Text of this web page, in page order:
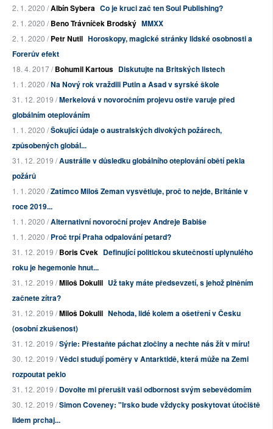
2. 1. 2020 /Albín Sybera Co je kruci zač ten Soul Publishing?
2. 1. 2020 /Beno Trávníček Brodský MMXX
2. 1. 2020 /Petr Nutil Horoskopy, magické stránky lidské osobnosti a
Forerův efekt
18. 4. 2017 /Bohumil Kartous Diskutujte na Britských listech
1. 1. 2020 /Na Nový rok vraždili Putin a Asad v syrské škole
31. 12. 2019 /Merkelová v novoročním projevu ostře varuje před
globálním oteplováním
1. 1. 2020 /Šokující údaje o australských divokých požárech,
způsobených globál...
31. 12. 2019 /Austrálie v důsledku globálního oteplování obětí pekla
požárů
1. 1. 2020 /Zatímco Miloš Zeman vysvětluje, proč to nejde, Británie v
roce 2019...
1. 1. 2020 /Alternativní novoroční projev Andreje Babiše
1. 1. 2020 /Proč trpí Praha odpalování petard?
31. 12. 2019 /Boris Cvek Definující politickou skutečností uplynulého
roku je hegemonie hnut...
31. 12. 2019 /Miloš Dokulil Už taky máte předsevzetí, s jehož plněním
začnete zítra?
31. 12. 2019 /Miloš Dokulil Nehoda, lidé kolem a ošetření v Česku
(osobní zkušenost)
31. 12. 2019 /Sýrie: Přestaňte páchat zločiny a nechte nás žít v míru!
30. 12. 2019 /Vědci studují poměry v Antarktidě, která může na Zemi
rozpoutat peklo
31. 12. 2019 /Dovolte mi přerušit vaši odbornost svým sebevědomím
30. 12. 2019 /Simon Coveney: "Irsko bude vždycky poskytovat útočiště
lidem prchaj...